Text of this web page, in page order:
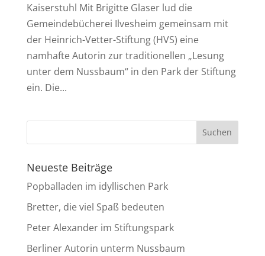
Kaiserstuhl Mit Brigitte Glaser lud die
Gemeindebücherei Ilvesheim gemeinsam mit
der Heinrich-Vetter-Stiftung (HVS) eine
namhafte Autorin zur traditionellen „Lesung
unter dem Nussbaum“ in den Park der Stiftung
ein. Die...
Neueste Beiträge
Popballaden im idyllischen Park
Bretter, die viel Spaß bedeuten
Peter Alexander im Stiftungspark
Berliner Autorin unterm Nussbaum